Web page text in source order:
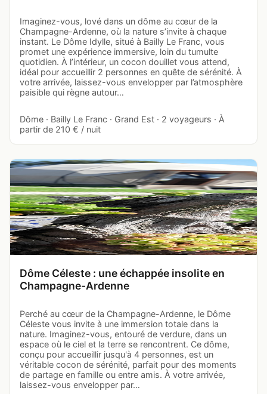
Imaginez-vous, lové dans un dôme au cœur de la
Champagne-Ardenne, où la nature s’invite à chaque
instant. Le Dôme Idylle, situé à Bailly Le Franc, vous
promet une expérience immersive, loin du tumulte
quotidien. À l’intérieur, un cocon douillet vous attend,
idéal pour accueillir 2 personnes en quête de sérénité. À
votre arrivée, laissez-vous envelopper par l’atmosphère
paisible qui règne autour…
Dôme · Bailly Le Franc · Grand Est · 2 voyageurs · À
partir de 210 € / nuit
Dôme Céleste : une échappée insolite en
Champagne-Ardenne
Perché au cœur de la Champagne-Ardenne, le Dôme
Céleste vous invite à une immersion totale dans la
nature. Imaginez-vous, entouré de verdure, dans un
espace où le ciel et la terre se rencontrent. Ce dôme,
conçu pour accueillir jusqu'à 4 personnes, est un
véritable cocon de sérénité, parfait pour des moments
de partage en famille ou entre amis. À votre arrivée,
laissez-vous envelopper par…